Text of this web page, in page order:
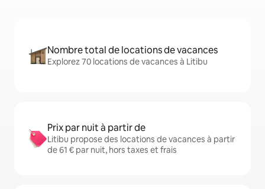
Nombre total de locations de vacances
Explorez 70 locations de vacances à Litibu
Prix par nuit à partir de
Litibu propose des locations de vacances à partir
de 61 € par nuit, hors taxes et frais